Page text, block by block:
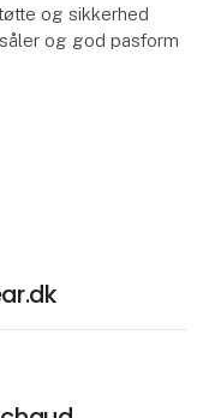
og sikkerhed
og god pasform